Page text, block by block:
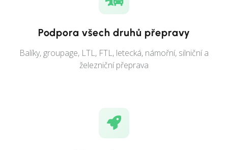
Podpora všech druhů přepravy
Balíky, groupage, LTL, FTL, letecká, námořní, silniční a
železniční přeprava